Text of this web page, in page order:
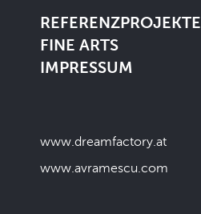
REFERENZPROJEKTE
FINE ARTS
IMPRESSUM
www.dreamfactory.at
www.avramescu.com